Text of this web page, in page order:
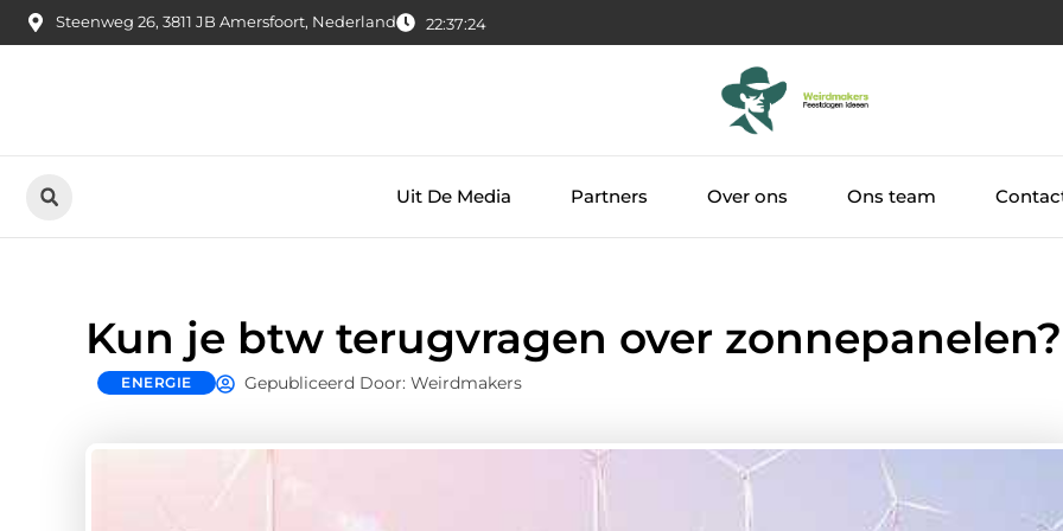
Steenweg 26, 3811 JB Amersfoort, Nederland 22:37:25
Uit De Media Partners Over ons Ons team
Kun je btw terugvragen over zonnepanelen?
ENERGIE Gepubliceerd Door: Weirdmakers